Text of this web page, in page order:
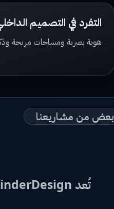
التفرد في التصميم
هوية بصرية ومساحات مريحة
بعض من مشاريعنا
تُعد RinderDesign شريكًا موثوقًا لكل من يبحث عن الابتكار والجودة في مجال الهندسة والبناء في العراق.